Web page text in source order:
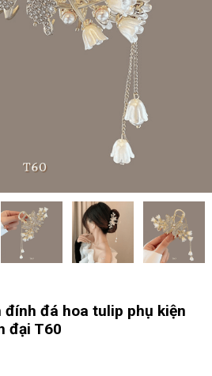
đính đá hoa tulip phụ kiện
đại T60